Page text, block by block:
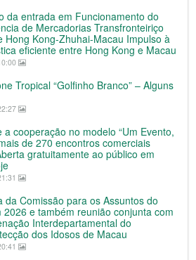
da entrada em Funcionamento do
de Mercadorias Transfronteiriço
Hong Kong-Zhuhai-Macau Impulso à
eficiente entre Hong Kong e Macau
Tropical “Golfinho Branco” – Alguns
a cooperação no modelo “Um Evento,
de 270 encontros comerciais
gratuitamente ao público em
da Comissão para os Assuntos do
2026 e também reunião conjunta com
Interdepartamental do
dos Idosos de Macau